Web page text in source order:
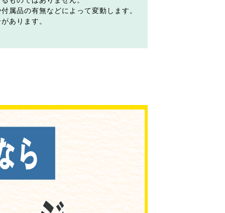
属品の有無などによって変動します。
あります。